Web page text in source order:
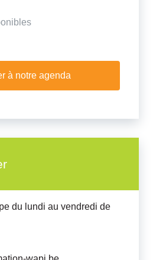
à notre agenda
du lundi au vendredi de